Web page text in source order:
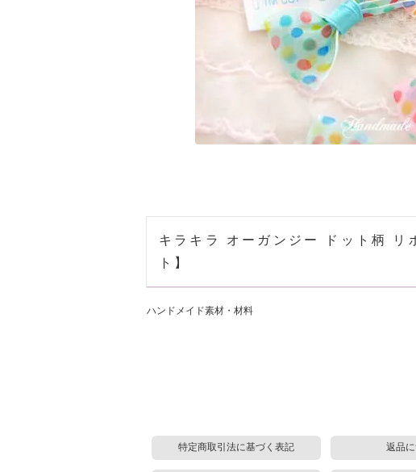
キラキラ オーガンジー ドット柄 リ
ト】
ハンドメイド素材・材料
特定商取引法に基づく表記 返品